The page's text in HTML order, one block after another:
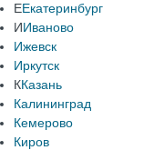
ЕЕкатеринбург
ИИваново
Ижевск
Иркутск
ККазань
Калининград
Кемерово
Киров